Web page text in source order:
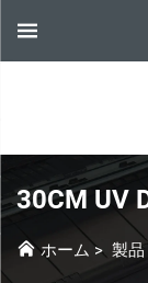
30CM UV
ホーム> 製品